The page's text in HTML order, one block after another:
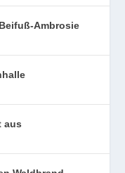
Ambrosie
aus